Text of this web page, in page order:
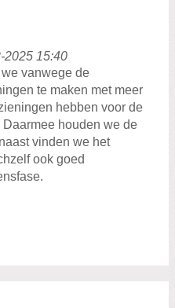
2025 15:40
vanwege de
te maken met meer
hebben voor de
houden we de
vinden we het
ook goed